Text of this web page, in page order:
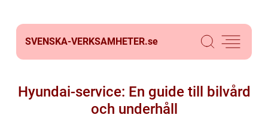
SVENSKA-VERKSAMHETER.se
Hyundai-service: En guide till bilvård
och underhåll